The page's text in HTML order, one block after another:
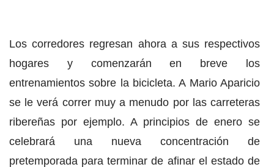
Los corredores regresan ahora a sus respectivos
hogares y comenzarán en breve los
entrenamientos sobre la bicicleta. A Mario Aparicio
se le verá correr muy a menudo por las carreteras
ribereñas por ejemplo. A principios de enero se
celebrará una nueva concentración de
pretemporada para terminar de afinar el estado de